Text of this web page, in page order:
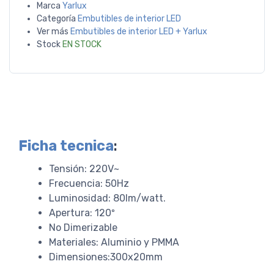
Marca Yarlux
Categoría Embutibles de interior LED
Ver más Embutibles de interior LED + Yarlux
Stock EN STOCK
Ficha tecnica:
Tensión: 220V~
Frecuencia: 50Hz
Luminosidad: 80lm/watt.
Apertura: 120º
No Dimerizable
Materiales: Aluminio y PMMA
Dimensiones:300x20mm